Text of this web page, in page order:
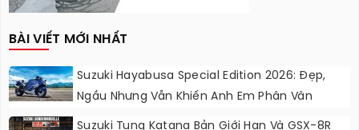
BÀI VIẾT MỚI NHẤT
Suzuki Hayabusa Special Edition 2026: Đẹp,
Ngầu Nhưng Vẫn Khiến Anh Em Phân Vân
Suzuki Tung Katana Bản Giới Hạn Và GSX-8R